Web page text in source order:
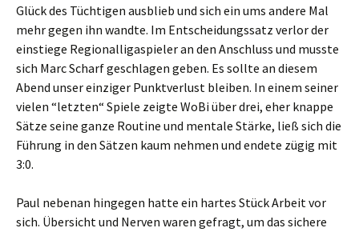
Glück des Tüchtigen ausblieb und sich ein ums andere Mal
mehr gegen ihn wandte. Im Entscheidungssatz verlor der
einstiege Regionalligaspieler an den Anschluss und musste
sich Marc Scharf geschlagen geben. Es sollte an diesem
Abend unser einziger Punktverlust bleiben. In einem seiner
vielen “letzten“ Spiele zeigte WoBi über drei, eher knappe
Sätze seine ganze Routine und mentale Stärke, ließ sich die
Führung in den Sätzen kaum nehmen und endete zügig mit
3:0.
Paul nebenan hingegen hatte ein hartes Stück Arbeit vor
sich. Übersicht und Nerven waren gefragt, um das sichere